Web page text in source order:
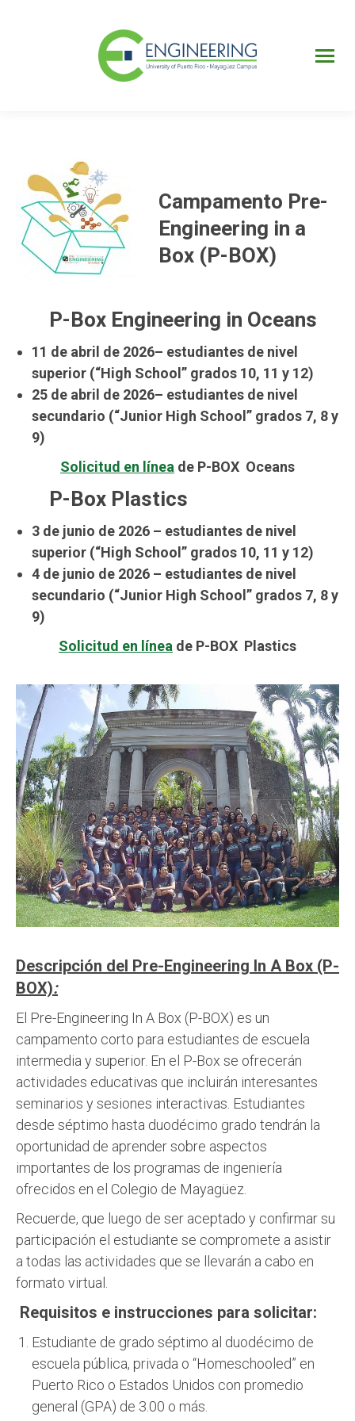
Campamento Pre-
Engineering in a
Box (P-BOX)
P-Box Engineering in Oceans
11 de abril de 2026– estudiantes de nivel
superior (“High School” grados 10, 11 y 12)
25 de abril de 2026– estudiantes de nivel
secundario (“Junior High School” grados 7, 8 y
9)
Solicitud en línea de P-BOX Oceans
P-Box Plastics
3 de junio de 2026 – estudiantes de nivel
superior (“High School” grados 10, 11 y 12)
4 de junio de 2026 – estudiantes de nivel
secundario (“Junior High School” grados 7, 8 y
9)
Solicitud en línea de P-BOX Plastics
Descripción del Pre-Engineering In A Box (P-
BOX):
El Pre-Engineering In A Box (P-BOX) es un
campamento corto para estudiantes de escuela
intermedia y superior. En el P-Box se ofrecerán
actividades educativas que incluirán interesantes
seminarios y sesiones interactivas. Estudiantes
desde séptimo hasta duodécimo grado tendrán la
oportunidad de aprender sobre aspectos
importantes de los programas de ingeniería
ofrecidos en el Colegio de Mayagüez.
Recuerde, que luego de ser aceptado y confirmar su
participación el estudiante se compromete a asistir
a todas las actividades que se llevarán a cabo en
formato virtual.
Requisitos e instrucciones para solicitar:
Estudiante de grado séptimo al duodécimo de
escuela pública, privada o “Homeschooled” en
Puerto Rico o Estados Unidos con promedio
general (GPA) de 3.00 o más.